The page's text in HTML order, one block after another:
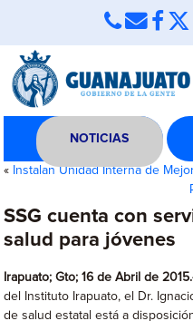
NOTICIAS
« Instalan Unidad Interna de
SSG cuenta con
salud para jóvenes
Irapuato; Gto; 16 de Abril de
del Instituto Irapuato, el Dr.
de salud estatal está a